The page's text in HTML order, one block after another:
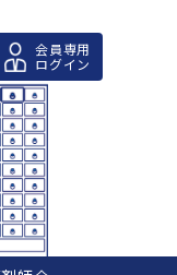
会員専用
ログイン